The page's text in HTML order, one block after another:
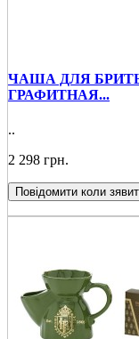
ЧАША ДЛЯ
ГРАФИТНАЯ...
..
2 298 грн.
Повідомити коли